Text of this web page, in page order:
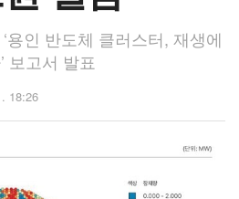
용인 반도체 클러스터, 재생에
보고서 발표
18:26